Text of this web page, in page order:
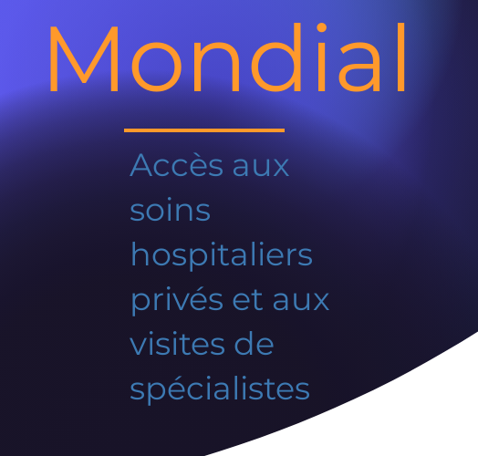
Mondial
Accès aux
soins
hospitaliers
privés et aux
visites de
spécialistes